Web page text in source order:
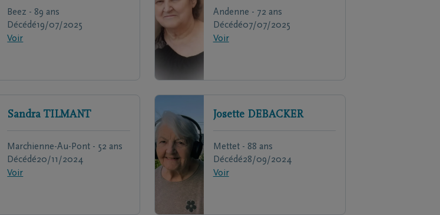
Beez - 89 ans
Décédé19/07/2025
Voir
Andenne - 72 ans
Décédé07/07/2025
Voir
Sandra TILMANT
Marchienne-Au-Pont - 52 ans
Décédé20/11/2024
Voir
Josette DEBACKER
Mettet - 88 ans
Décédé28/09/2024
Voir